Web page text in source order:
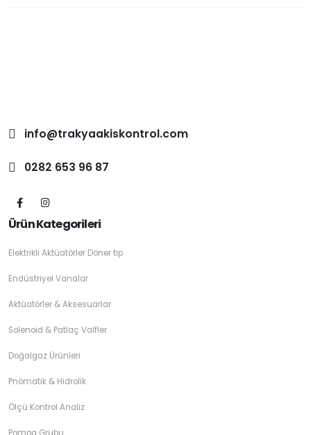
info@trakyaakiskontrol.com
0282 653 96 87
Ürün Kategorileri
Elektrikli Aktüatörler Döner tip
Endüstriyel Vanalar
Aktüatörler & Aksesuarlar
Solenoid & Patlaç Valfler
Doğalgaz Ürünleri
Pnömatik & Hidrolik
Ölçü Kontrol Analiz
Pompa Grubu